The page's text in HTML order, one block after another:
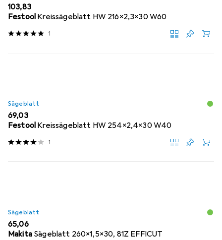
EUR
103,83
Festool Kreissägeblatt HW 216x2,3x30 W60
1
Sägeblatt
EUR
69,03
Festool Kreissägeblatt HW 254x2,4x30 W40
1
Sägeblatt
EUR
65,06
Makita Sägeblatt 260x1,5x30, 81Z EFFICUT